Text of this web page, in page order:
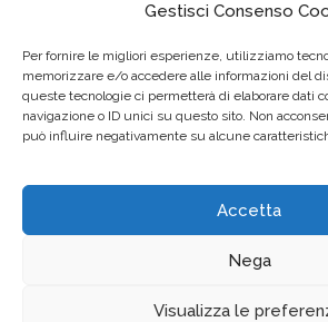
Gestisci Consenso
Per fornire le migliori esperienze, utilizziamo
memorizzare e/o accedere alle informazioni del
queste tecnologie ci permetterà di elaborare dati
navigazione o ID unici su questo sito. Non
può influire negativamente su alcune
Accetta
Nega
Visualizza le
© 2023FIMMG Lombardia– Via
tel. 02/70605287 – fax 02/26688203 –